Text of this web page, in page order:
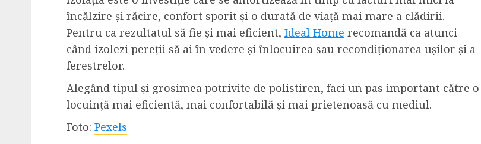
încălzire și răcire, confort sporit și o durată de viață mai mare a clădirii.
Pentru ca rezultatul să fie și mai eficient, Ideal Home recomandă ca atunci
când izolezi pereții să ai în vedere și înlocuirea sau recondiționarea ușilor și a
ferestrelor.
Alegând tipul și grosimea potrivite de polistiren, faci un pas important către o
locuință mai eficientă, mai confortabilă și mai prietenoasă cu mediul.
Foto: Pexels